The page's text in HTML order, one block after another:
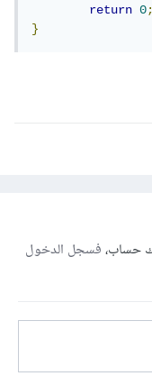
return
0;
}
حساب،فسجل الدخول